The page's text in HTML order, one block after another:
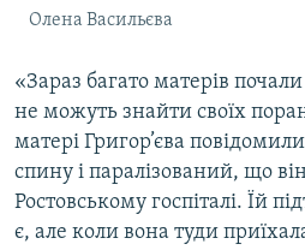
Олена Васильєва
«Зараз багато матерів
не можуть знайти своїх
матері Григор’єва
спину і паралізований, що
Ростовському госпіталі. Їй
є, але коли вона туди